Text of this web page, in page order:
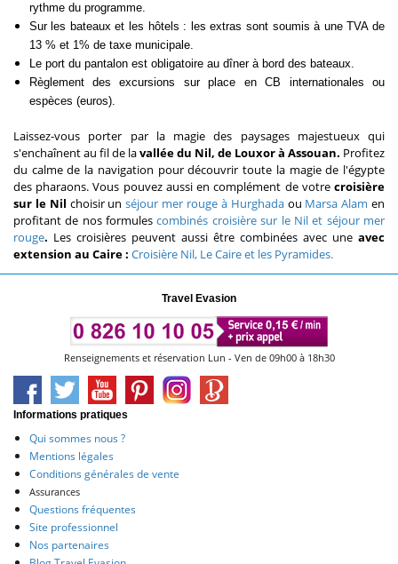
rythme du programme.
Sur les bateaux et les hôtels : les extras sont soumis à une TVA de
13 % et 1% de taxe municipale.
Le port du pantalon est obligatoire au dîner à bord des bateaux.
Règlement des excursions sur place en CB internationales ou
espèces (euros).
Laissez-vous porter par la magie des paysages majestueux qui
s'enchaînent au fil de lavallée du Nil, de Louxor à Assouan. Profitez
du calme de la navigation pour découvrir toute la magie de l'égypte
des pharaons. Vous pouvez aussi en complément de votre croisière
sur le Nil choisir unséjour mer rouge à Hurghadaou Marsa Alam en
profitant de nos formulescombinés croisière sur le Nil et séjour mer
rouge. Les croisières peuvent aussi être combinées avec une avec
extension au Caire : Croisière Nil, Le Caire et les Pyramides.
Travel Evasion
Renseignements et réservation Lun - Ven de 09h00 à 18h30
Informations pratiques
Qui sommes nous ?
Mentions légales
Conditions générales de vente
Assurances
Questions fréquentes
Site professionnel
Nos partenaires